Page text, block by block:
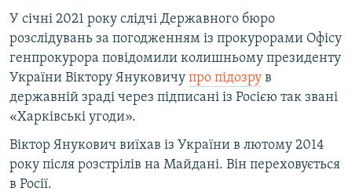
У січні 2021 року слідчі Державного бюро
розслідувань за погодженням із прокурорами Офісу
генпрокурора повідомили колишньому президенту
України Віктору Януковичу про підозру в
державній зраді через підписані із Росією так звані
«Харківські угоди».
Віктор Янукович виїхав із України в лютому 2014
року після розстрілів на Майдані. Він переховується
в Росії.